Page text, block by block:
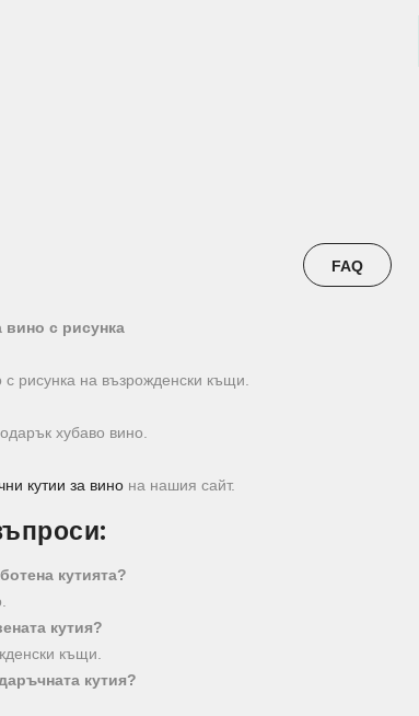
FAQ
вино с рисунка
рисунка на възрожденски къщи.
хубаво вино.
кутии за вино на нашия сайт.
кутията?
кутия?
къщи.
кутия?